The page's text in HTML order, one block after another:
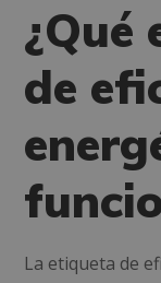
¿Qué
de
La etiqueta de